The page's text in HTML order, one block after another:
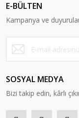
E-BÜLTEN
Kampanya ve
SOSYAL MEDYA
Bizi takip edin, kârlı